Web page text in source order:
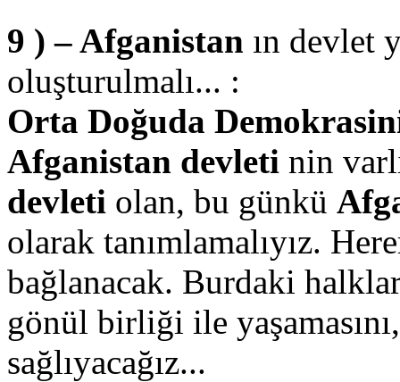
9 ) – Afganistan ın devlet
oluşturulmalı... :
Orta Doğuda
Afganistan devleti nin
devleti olan, bu günkü
olarak tanımlamalıyız.
bağlanacak. Burdaki
gönül birliği ile
sağlıyacağız...